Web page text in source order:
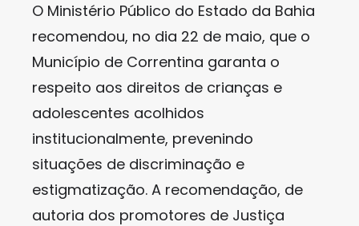
O Ministério Público do Estado da Bahia
recomendou, no dia 22 de maio, que o
Município de Correntina garanta o
respeito aos direitos de crianças e
adolescentes acolhidos
institucionalmente, prevenindo
situações de discriminação e
estigmatização. A recomendação, de
autoria dos promotores de Justiça